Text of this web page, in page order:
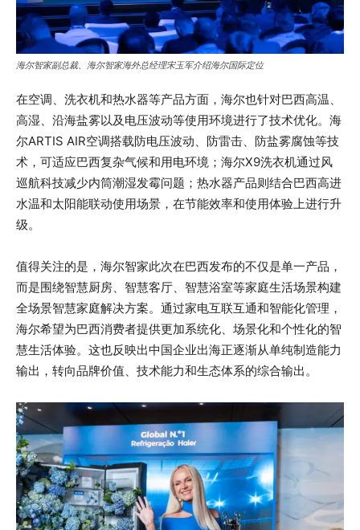
海尔智家副总裁、海尔智家海外总经理宋玉军介绍海尔国际定位
在空调、洗衣机和热水器等产品方面，海尔也针对巴西高温、
高湿、沿海盐雾以及电压波动等使用环境进行了技术优化。海
尔ARTIS AIR空调搭载防电压波动、防雷击、防盐雾腐蚀等技
术，可适应巴西复杂气候和用电环境；海尔X9洗衣机通过风
巡航科技减少内筒潮湿发霉问题；热水器产品则结合巴西高进
水温和太阳能联动使用场景，在节能效率和使用体验上进行升
级。
值得关注的是，海尔智家此次在巴西发布的不仅是单一产品，
而是围绕智慧厨房、智慧客厅、智慧浴室等家庭生活场景构建
全场景智慧家庭解决方案。通过家电互联互通和智能化管理，
海尔希望为巴西消费者提供更加系统化、场景化和个性化的智
慧生活体验。这也反映出中国企业出海正逐渐从单纯制造能力
输出，转向品牌价值、技术能力和生态体系的综合输出。